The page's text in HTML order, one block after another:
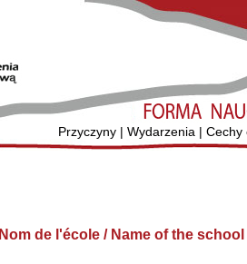
Przyczyny| Wydarzenia | Cechy
Nom de l'école / Name of the school